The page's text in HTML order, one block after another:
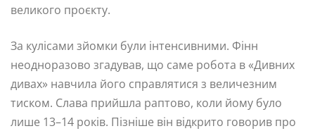
великого проєкту.
За кулісами зйомки були інтенсивними. Фінн
неодноразово згадував, що саме робота в «Дивних
дивах» навчила його справлятися з величезним
тиском. Слава прийшла раптово, коли йому було
лише 13–14 років. Пізніше він відкрито говорив про